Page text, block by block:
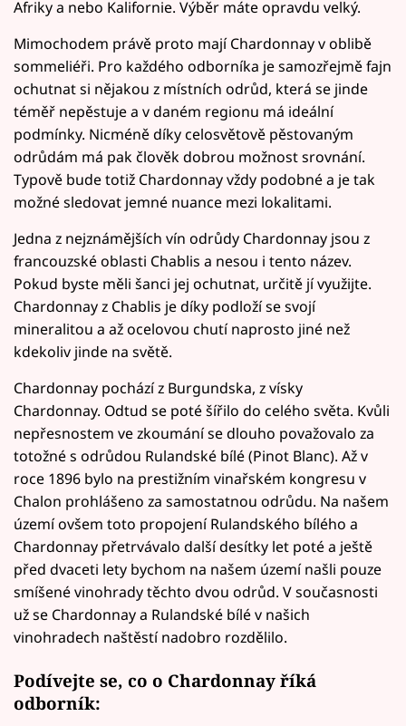
Afriky a nebo Kalifornie. Výběr máte opravdu velký.
Mimochodem právě proto mají Chardonnay v oblibě
sommeliéři. Pro každého odborníka je samozřejmě fajn
ochutnat si nějakou z místních odrůd, která se jinde
téměř nepěstuje a v daném regionu má ideální
podmínky. Nicméně díky celosvětově pěstovaným
odrůdám má pak člověk dobrou možnost srovnání.
Typově bude totiž Chardonnay vždy podobné a je tak
možné sledovat jemné nuance mezi lokalitami.
Jedna z nejznámějších vín odrůdy Chardonnay jsou z
francouzské oblasti Chablis a nesou i tento název.
Pokud byste měli šanci jej ochutnat, určitě jí využijte.
Chardonnay z Chablis je díky podloží se svojí
mineralitou a až ocelovou chutí naprosto jiné než
kdekoliv jinde na světě.
Chardonnay pochází z Burgundska, z vísky
Chardonnay. Odtud se poté šířilo do celého světa. Kvůli
nepřesnostem ve zkoumání se dlouho považovalo za
totožné s odrůdou Rulandské bílé (Pinot Blanc). Až v
roce 1896 bylo na prestižním vinařském kongresu v
Chalon prohlášeno za samostatnou odrůdu. Na našem
území ovšem toto propojení Rulandského bílého a
Chardonnay přetrvávalo další desítky let poté a ještě
před dvaceti lety bychom na našem území našli pouze
smíšené vinohrady těchto dvou odrůd. V současnosti
už se Chardonnay a Rulandské bílé v našich
vinohradech naštěstí nadobro rozdělilo.
Podívejte se, co o Chardonnay říká
odborník: